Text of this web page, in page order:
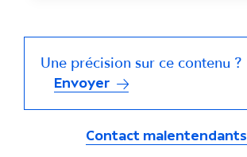
Une précision sur ce contenu ?
Envoyer
Contact malentendants